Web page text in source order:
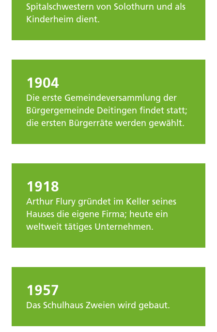
Spitalschwestern von Solothurn und als
Kinderheim dient.
1904
Die erste Gemeindeversammlung der
Bürgergemeinde Deitingen findet statt;
die ersten Bürgerräte werden gewählt.
1918
Arthur Flury gründet im Keller seines
Hauses die eigene Firma; heute ein
weltweit tätiges Unternehmen.
1957
Das Schulhaus Zweien wird gebaut.